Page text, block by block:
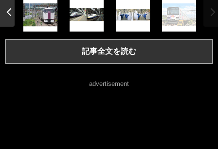
記事全文を読む
advertisement